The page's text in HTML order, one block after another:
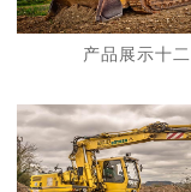
产品展示十二